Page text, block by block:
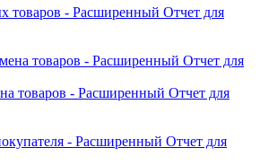
товаров - Расширенный Отчет для
товаров - Расширенный Отчет для